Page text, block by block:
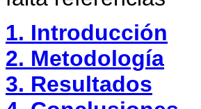
1. Introducción
2. Metodología
3. Resultados